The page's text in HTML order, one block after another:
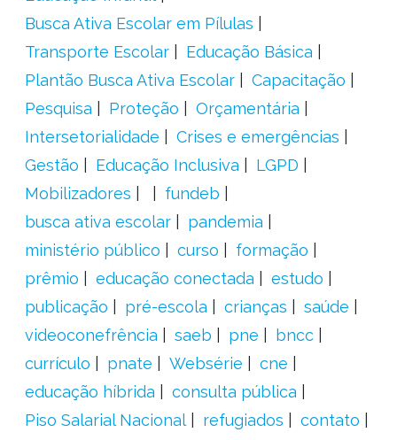
Busca Ativa Escolar em Pílulas
Transporte Escolar
Educação Básica
Plantão Busca Ativa Escolar
Capacitação
Pesquisa
Proteção
Orçamentária
Intersetorialidade
Crises e emergências
Gestão
Educação Inclusiva
LGPD
Mobilizadores
fundeb
busca ativa escolar
pandemia
ministério público
curso
formação
prêmio
educação conectada
estudo
publicação
pré-escola crianças
saúde
videoconefrência
saeb pne
bncc
currículo
pnate Websérie
cne
educação híbrida
consulta pública
Piso Salarial Nacional
refugiados
contato